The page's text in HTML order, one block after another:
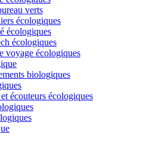
verts
écologiques
écologiques
écologiques
voyage écologiques
biologiques
écouteurs écologiques